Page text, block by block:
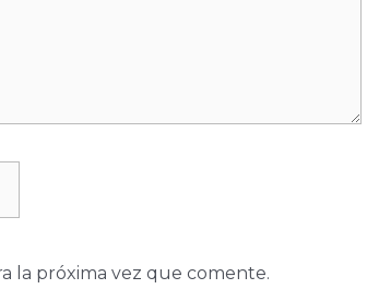
la próxima vez que comente.